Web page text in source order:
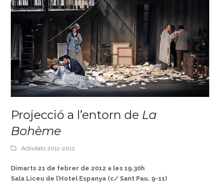
Projecció a l’entorn de La
Bohème
Activitats 2011-2012
Dimarts 21 de febrer de 2012 a les 19.30h
Sala Liceu de l’Hotel Espanya (c/ Sant Pau, 9-11)